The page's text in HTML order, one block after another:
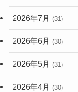
(248)
2026年7月 (31)
2026年6月 (30)
2026年5月 (31)
2026年4月 (30)